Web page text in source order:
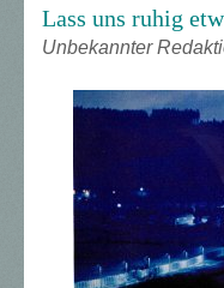
Lass uns ruhig
Unbekannter